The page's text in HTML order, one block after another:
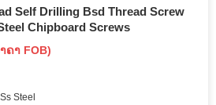
Self Drilling Bsd Thread Screw
Chipboard Screws
ຄາ FOB)
Steel